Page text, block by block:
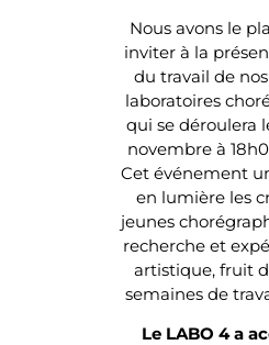
Nous avons le
inviter à la
du travail de
laboratoires
qui se déroulera
novembre à
Cet événement
en lumière les
jeunes
recherche et
artistique, fruit
semaines de
Le LABO 4 a